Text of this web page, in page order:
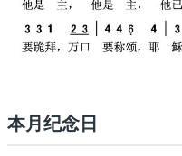
教会圣月
本月纪念日